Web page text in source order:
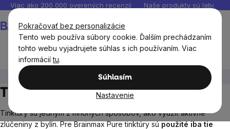
Pokračovať bez personalizácie
Tento web používa súbory cookie. Ďalším prechádzaním
tohto webu vyjadrujete súhlas s ich používaním. Viac
informáciítu.
Súhlasím
Nastavenie
Prejsť
obsah
Viac ako 200 000 overených recenzií Naše produkty sú
košík
BrainPure Tinktúry
Tinktúry
Tinktúry sú jedným z mnohých spôsobov, ako využiť aktívne
zlúčeniny z bylín. Pre Brainmax Pure tinktúry súpoužité iba tie